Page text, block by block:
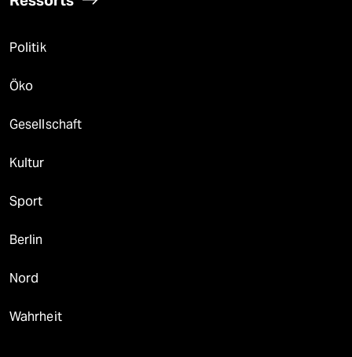
Politik
Öko
Gesellschaft
Kultur
Sport
Berlin
Nord
Wahrheit